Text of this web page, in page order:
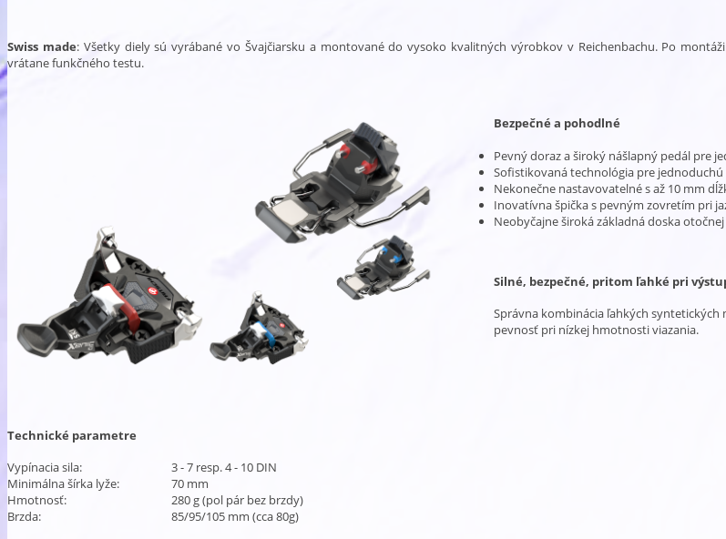
Swiss made: Všetky diely sú vyrábané vo Švajčiarsku a montované do vysoko kvalitných výrobkov v Reichenbachu. Po
vrátane funkčného testu.
Bezpečné a pohodlné
Pevný doraz a široký nášlapný pedál pre
Sofistikovaná technológia pre
Nekonečne nastavovatelné s až 10 mm
Inovatívna špička s pevným zovretím pri
Neobyčajne široká základná doska
Silné, bezpečné, pritom ľahké pri
Správna kombinácia ľahkých
pevnosť pri nízkej hmotnosti viazania.
Technické parametre
Vypínacia sila:
3 - 7 resp. 4 - 10 DIN
Minimálna šírka lyže:
70 mm
Hmotnosť:
280 g (pol pár bez brzdy)
Brzda:
85/95/105 mm (cca 80g)